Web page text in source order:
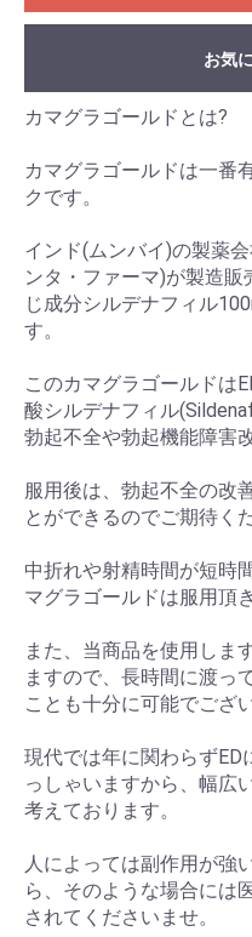
お気
カマグラゴールドとは?
カマグラゴールドは一番
クです。
インド(ムンバイ)の製薬
ンタ・ファーマ)が製造
じ成分シルデナフィル
す。
このカマグラゴールドは
酸シルデナフィル
勃起不全や勃起機能障害
服用後は、勃起不全の改
とができるのでご期待く
中折れや射精時間が短時
マグラゴールドは服用頂
また、当商品を使用しま
ますので、長時間に渡っ
ことも十分に可能でござ
現代では年に関わらずED
っしゃいますから、幅広
考えております。
人によっては副作用が強
ら、そのような場合には
されてくださいませ。